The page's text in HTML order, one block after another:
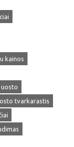
kainos
uosto
tvarkarastis